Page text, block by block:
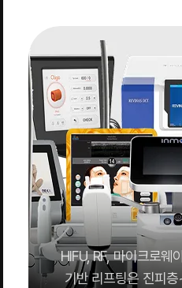
HIFU, RF, 마이크로웨
기반 리프팅은 진피